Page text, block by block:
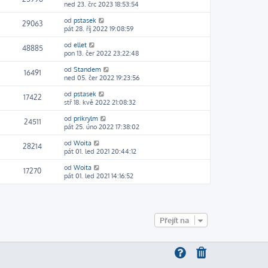
ned 23. črc 2023 18:53:54
29063 od pstasek
pát 28. říj 2022 19:08:59
48885 od ellet
pon 13. čer 2022 23:22:48
16491 od Standem
ned 05. čer 2022 19:23:56
17422 od pstasek
stř 18. kvě 2022 21:08:32
24511 od prikrylm
pát 25. úno 2022 17:38:02
28214 od Woita
pát 01. led 2021 20:44:12
17270 od Woita
pát 01. led 2021 14:16:52
Přejít na